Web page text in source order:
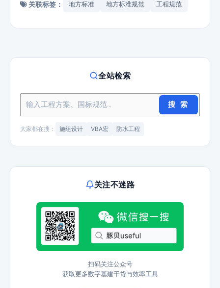
关联标签： 地方标准 地方标准规范 工程规范
全站检索
搜 索
大家都在搜： 施组设计 VBA宏 防水工程
关注不迷路
扫码关注公众号
获取更多数字基建干货与效率工具